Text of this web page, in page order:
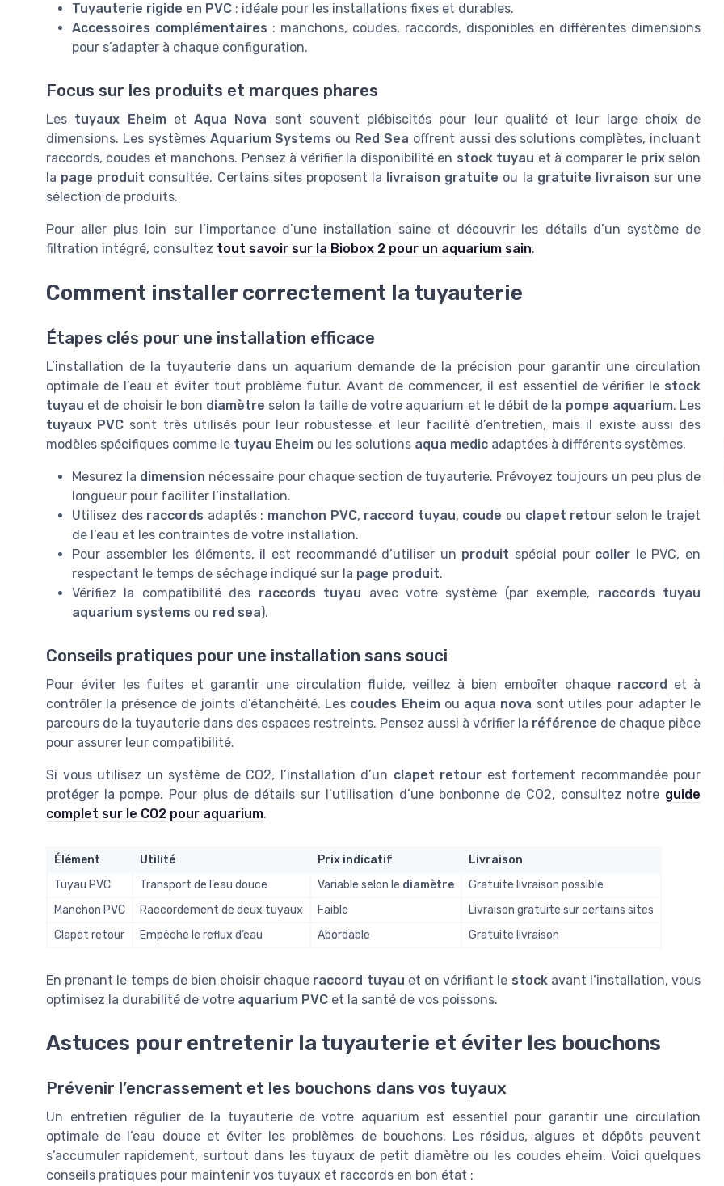
Tuyauterie rigide en PVC : idéale pour les installations fixes et durables.
Accessoires complémentaires : manchons, coudes, raccords, disponibles en différentes dimensions
pour s’adapter à chaque configuration.
Focus sur les produits et marques phares
Les tuyaux Eheimet Aqua Nova sont souvent plébiscités pour leur qualité et leur large choix de
dimensions. Les systèmes Aquarium Systems ou Red Sea offrent aussi des solutions complètes, incluant
raccords, coudes et manchons. Pensez à vérifier la disponibilité en stock tuyau et à comparer le prixselon
la page produit consultée. Certains sites proposent la livraison gratuite ou la gratuite livraison sur une
sélection de produits.
Pour aller plus loin sur l’importance d’une installation saine et découvrir les détails d’un système de
filtration intégré, consultez tout savoir sur la Biobox 2 pour un aquarium sain.
Comment installer correctement la tuyauterie
Étapes clés pour une installation efficace
L’installation de la tuyauterie dans un aquarium demande de la précision pour garantir une circulation
optimale de l’eau et éviter tout problème futur. Avant de commencer, il est essentiel de vérifier le stock
tuyau et de choisir le bon diamètre selon la taille de votre aquarium et le débit de la pompe aquarium. Les
tuyaux PVC sont très utilisés pour leur robustesse et leur facilité d’entretien, mais il existe aussi des
modèles spécifiques comme le tuyau Eheim ou les solutions aqua medic adaptées à différents systèmes.
Mesurez la dimension nécessaire pour chaque section de tuyauterie. Prévoyez toujours un peu plus de
longueur pour faciliter l’installation.
Utilisez des raccords adaptés : manchon PVC, raccord tuyau, coude ou clapet retour selon le trajet
de l’eau et les contraintes de votre installation.
Pour assembler les éléments, il est recommandé d’utiliser un produit spécial pour coller le PVC, en
respectant le temps de séchage indiqué sur la page produit.
Vérifiez la compatibilité des raccords tuyau avec votre système (par exemple, raccords tuyau
aquarium systems ou red sea).
Conseils pratiques pour une installation sans souci
Pour éviter les fuites et garantir une circulation fluide, veillez à bien emboîter chaque raccord et à
contrôler la présence de joints d’étanchéité. Les coudes Eheimou aqua nova sont utiles pour adapter le
parcours de la tuyauterie dans des espaces restreints. Pensez aussi à vérifier la référence de chaque pièce
pour assurer leur compatibilité.
Si vous utilisez un système de CO2, l’installation d’un clapet retour est fortement recommandée pour
protéger la pompe. Pour plus de détails sur l’utilisation d’une bonbonne de CO2, consultez notre guide
complet sur le CO2 pour aquarium.
Élément Utilité Prix indicatif
Livraison
Tuyau PVC
Transport de l’eau douce Variable selon le diamètre
Gratuite livraison possible
Manchon PVC
Raccordement de deux tuyaux Faible
Livraison gratuite sur certains sites
Clapet retour
Empêche le reflux d’eau Abordable Gratuite livraison
En prenant le temps de bien choisir chaque raccord tuyau et en vérifiant le stockavant l’installation, vous
optimisez la durabilité de votre aquarium PVC et la santé de vos poissons.
Astuces pour entretenir la tuyauterie et éviter les bouchons
Prévenir l’encrassement et les bouchons dans vos tuyaux
Un entretien régulier de la tuyauterie de votre aquarium est essentiel pour garantir une circulation
optimale de l’eau douce et éviter les problèmes de bouchons. Les résidus, algues et dépôts peuvent
s’accumuler rapidement, surtout dans les tuyaux de petit diamètre ou les coudes eheim. Voici quelques
conseils pratiques pour maintenir vos tuyaux et raccords en bon état :